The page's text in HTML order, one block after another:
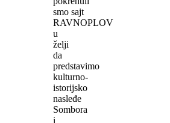
smo sajt
RAVNOPLOV
u
želji
da
predstavimo
kulturno-
istorijsko
nasleđe
Sombora
i